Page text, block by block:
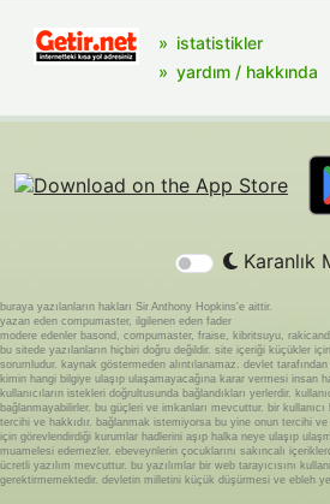
istatistikler
yardım / hakkında
Karanlık
buraya yazılanların hakları Sir Anthony Hopkins'e aittir.
yazan eden compumaster, ilgilenen eden fader
modere edenler basond, compumaster, fraise, kibritsuyu,
bu sitede yazılanların hiçbiri doğru değildir. site içeriği küçükler
sorumludur. kaynak göstermeden alıntılanamaz. devlet
kimin hangi bilgiye ulaşıp ulaşamayacağına karar vermesi insan
kullanıcıların istekleri doğrultusunda bağlandıkları yerlerdir.
bağlanmayabilirler. bu güçleri ve imkanları mevcuttur. bir
tercihi ve hakkıdır. bağlanmak istemiyorsa bu yine onun tercihi
için görevlendirdiği kurumlar hadlerini aşıp halka neye ulaşıp
muamelesi edemezler. ebeveynlerin çocuklarını sakıncalı
ücretli yazılım mevcuttur. bu yazılımlar bir web tarayıcısını
gerektirmemektedir. devletin milletini küçük düşürmesi ve ebleh